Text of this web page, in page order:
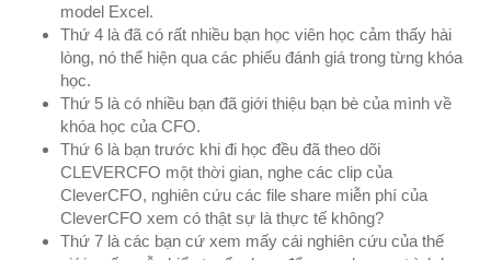
model Excel.
Thứ 4 là đã có rất nhiều bạn học viên học cảm thấy hài
lòng, nó thể hiện qua các phiếu đánh giá trong từng khóa
học.
Thứ 5 là có nhiều bạn đã giới thiệu bạn bè của mình về
khóa học của CFO.
Thứ 6 là bạn trước khi đi học đều đã theo dõi
CLEVERCFO một thời gian, nghe các clip của
CleverCFO, nghiên cứu các file share miễn phí của
CleverCFO xem có thật sự là thực tế không?
Thứ 7 là các bạn cứ xem mấy cái nghiên cứu của thế